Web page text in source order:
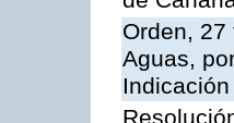
Orden,
Aguas,